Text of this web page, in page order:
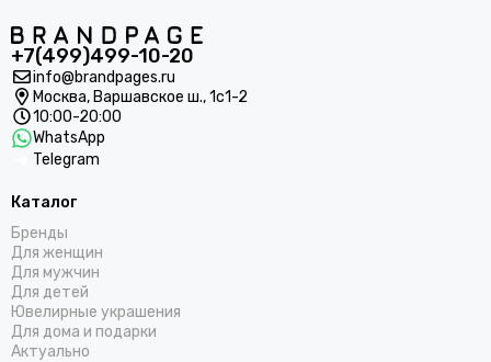
+7(499)499-10-20
info@brandpages.ru
Москва, Варшавское ш., 1с1-2
10:00-20:00
WhatsApp
Telegram
Каталог
Бренды
Для женщин
Для мужчин
Для детей
Ювелирные украшения
Для дома и подарки
Актуально